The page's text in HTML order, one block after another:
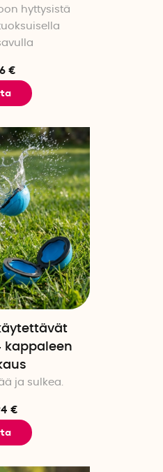
hyttysistä
€
kappaleen
ja sulkea.
€